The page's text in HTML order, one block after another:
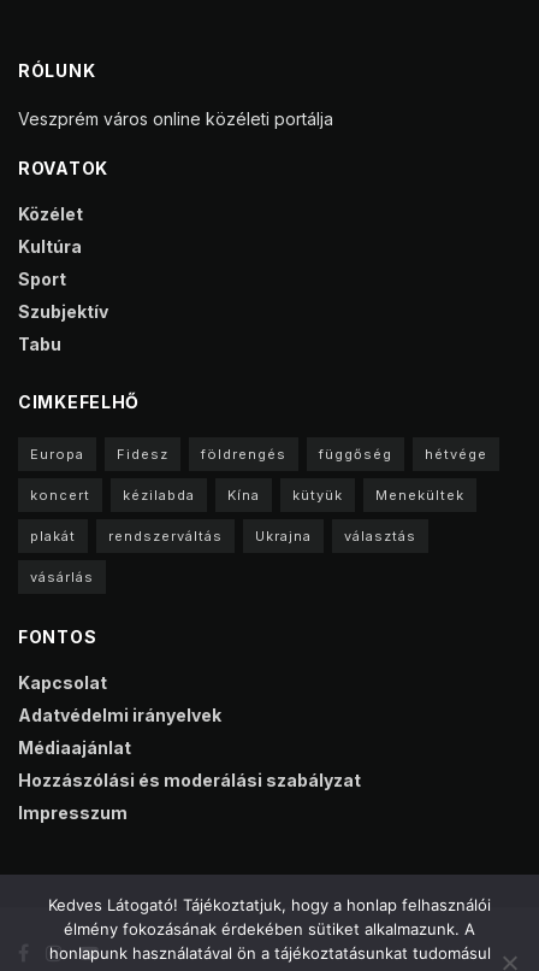
RÓLUNK
Veszprém város online közéleti portálja
ROVATOK
Közélet
Kultúra
Sport
Szubjektív
Tabu
CIMKEFELHŐ
Europa Fidesz földrengés függőség hétvége
koncert kézilabda Kína kütyük Menekültek
plakát rendszerváltás Ukrajna választás
vásárlás
FONTOS
Kapcsolat
Adatvédelmi irányelvek
Médiaajánlat
Hozzászólási és moderálási szabályzat
Impresszum
Kedves Látogató! Tájékoztatjuk, hogy a honlap felhasználói
élmény fokozásának érdekében sütiket alkalmazunk. A
honlapunk használatával ön a tájékoztatásunkat tudomásul